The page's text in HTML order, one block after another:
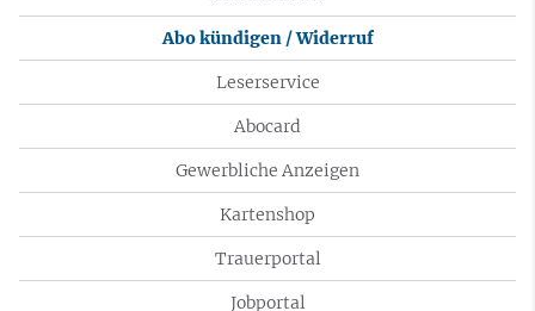
Abo kündigen / Widerruf
Leserservice
Abocard
Gewerbliche Anzeigen
Kartenshop
Trauerportal
Jobportal